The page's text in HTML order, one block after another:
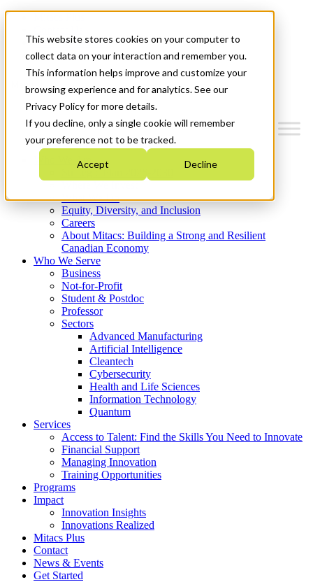
This website stores cookies on your computer to
collect data on your interaction and remember you.
This information helps improve and customize your
browsing experience and for analytics. See our
Privacy Policy for more details.
If you decline, only a single cookie will remember
your preference not to be tracked.
Accept Decline
News & Events
Get Started
Menu
Who We Are
Strategic Plan 2026-2030
What We Do
Equity, Diversity, and Inclusion
Careers
About Mitacs: Building a Strong and Resilient
Canadian Economy
Who We Serve
Business
Not-for-Profit
Student & Postdoc
Professor
Sectors
Advanced Manufacturing
Artificial Intelligence
Cleantech
Cybersecurity
Health and Life Sciences
Information Technology
Quantum
Services
Access to Talent: Find the Skills You Need to Innovate
Financial Support
Managing Innovation
Training Opportunities
Programs
Impact
Innovation Insights
Innovations Realized
Mitacs Plus
Contact
News & Events
Get Started